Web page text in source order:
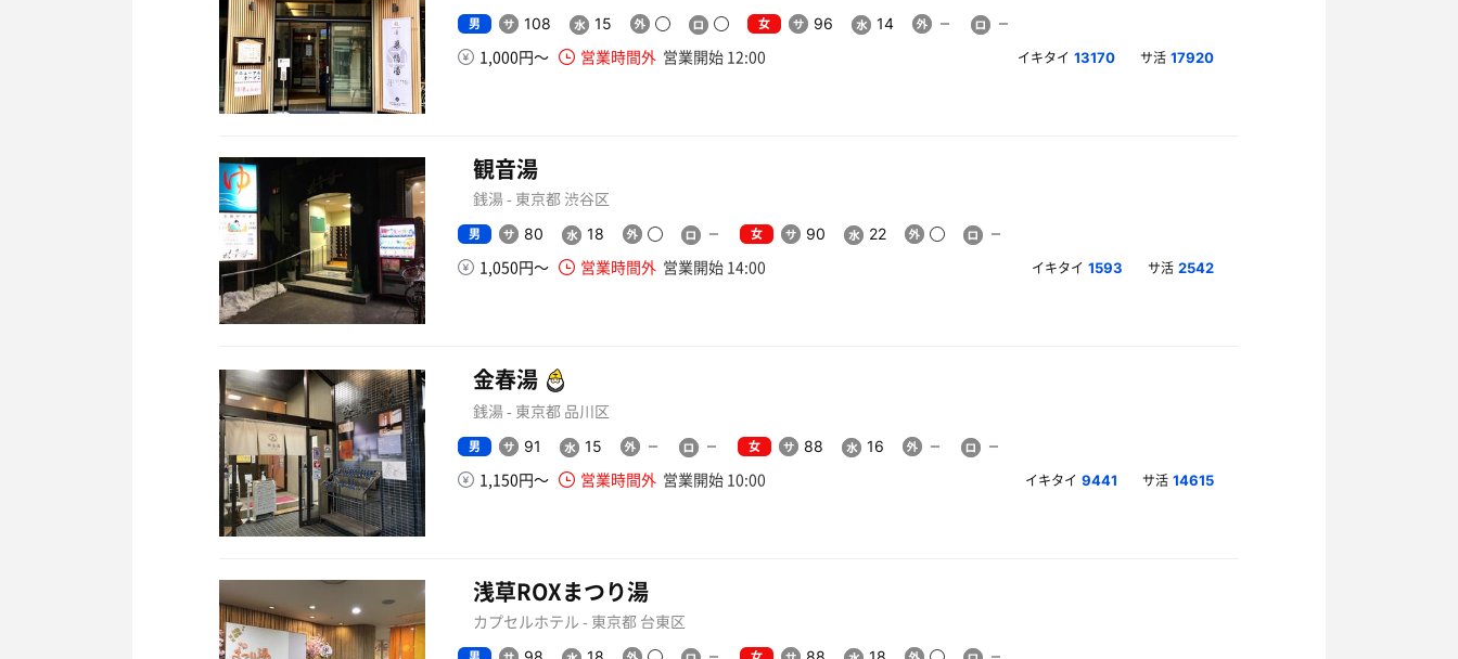
男 108 15 女 96 14
1,000円〜 営業時間外 営業開始 12:00 イキタイ 13170 サ活 17920
観音湯
銭湯 - 東京都 渋谷区
男 80 18 女 90 22
1,050円〜 営業時間外 営業開始 14:00 イキタイ 1593 サ活 2542
金春湯
銭湯 - 東京都 品川区
男 91 15 女 88 16
1,150円〜 営業時間外 営業開始 10:00 イキタイ 9441 サ活 14615
浅草ROXまつり湯
カプセルホテル - 東京都 台東区